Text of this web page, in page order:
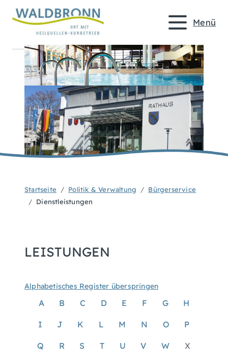
Menü
Startseite Politik & Verwaltung
Bürgerservice
Dienstleistungen
LEISTUNGEN
Alphabetisches Register überspringen
A B C D E F G H
I J K L M N O P
Q R S T U V W X